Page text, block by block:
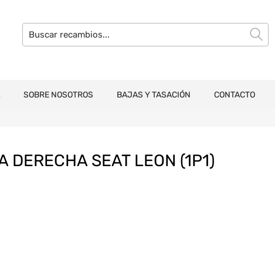
SOBRE NOSOTROS BAJAS Y TASACIÓN CONTACTO
DERECHA SEAT LEON (1P1)